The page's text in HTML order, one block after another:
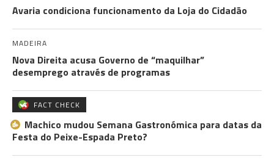
Avaria condiciona funcionamento da Loja do Cidadão
MADEIRA
Nova Direita acusa Governo de “maquilhar”
desemprego através de programas
FACT CHECK
Machico mudou Semana Gastronómica para datas da
Festa do Peixe-Espada Preto?